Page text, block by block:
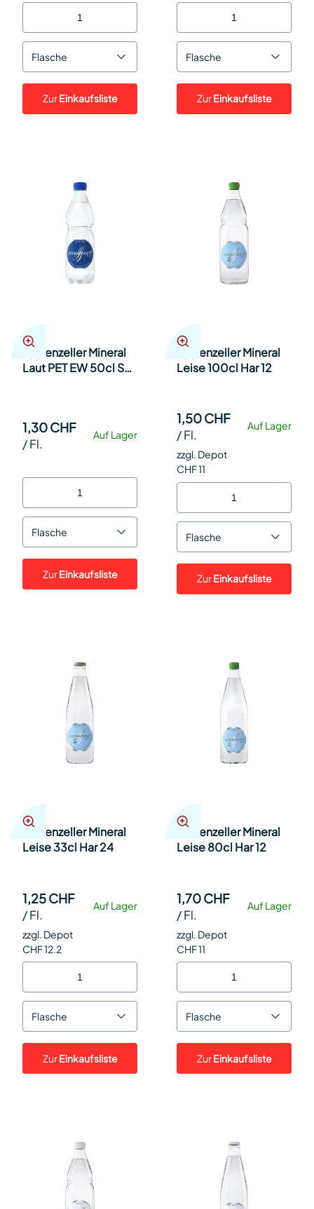
Flasche
ZurEinkaufsliste
Flasche
ZurEinkaufsliste
Appenzeller Mineral
Laut PET EW 50cl SP
Auf Lager
1,30 CHF
/Fl.
Flasche
ZurEinkaufsliste
Appenzeller Mineral
Leise 100cl Har 12
Auf Lager
1,50 CHF
/Fl.
zzgl. Depot
CHF 11
Flasche
ZurEinkaufsliste
Appenzeller Mineral
Leise 33cl Har 24
Auf Lager
1,25 CHF
/Fl.
zzgl. Depot
CHF 12.2
Flasche
ZurEinkaufsliste
Appenzeller Mineral
Leise 80cl Har 12
Auf Lager
1,70 CHF
/Fl.
zzgl. Depot
CHF 11
Flasche
ZurEinkaufsliste